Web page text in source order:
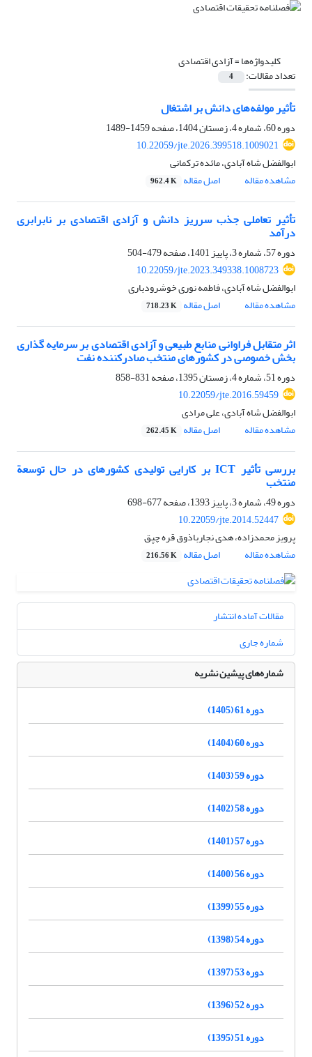
کلیدواژه‌ها =آزادی اقتصادی
تعداد مقالات: 4
تأثیر مولفه‌های دانش بر اشتغال
دوره 60، شماره 4، زمستان 1404، صفحه
1459-1489
10.22059/jte.2026.399518.1009021
ابوالفضل شاه آبادی، مائده ترکمانی
مشاهده مقاله
اصل مقاله 962.4 K
تأثیر تعاملی جذب سرریز دانش و آزادی اقتصادی بر نابرابری
درآمد
دوره 57، شماره 3، پاییز 1401، صفحه
479-504
10.22059/jte.2023.349338.1008723
ابوالفضل شاه آبادی، فاطمه نوری خوشرودباری
مشاهده مقاله
اصل مقاله 718.23 K
اثر متقابل فراوانی منابع طبیعی و آزادی اقتصادی بر سرمایه گذاری
بخش خصوصی در کشورهای منتخب صادرکننده نفت
دوره 51، شماره 4، زمستان 1395، صفحه
831-858
10.22059/jte.2016.59459
ابوالفضل شاه آبادی، علی مرادی
مشاهده مقاله
اصل مقاله 262.45 K
بررسی تأثیر ICT بر کارایی تولیدی کشورهای در حال توسعة
منتخب
دوره 49، شماره 3، پاییز 1393، صفحه
677-698
10.22059/jte.2014.52447
پرویز محمدزاده، هدی نجارباذوق قره چپق
مشاهده مقاله
اصل مقاله 216.56 K
مقالات آماده انتشار
شماره جاری
شماره‌های پیشین نشریه
دوره 61 (1405)
دوره 60 (1404)
دوره 59 (1403)
دوره 58 (1402)
دوره 57 (1401)
دوره 56 (1400)
دوره 55 (1399)
دوره 54 (1398)
دوره 53 (1397)
دوره 52 (1396)
دوره 51 (1395)